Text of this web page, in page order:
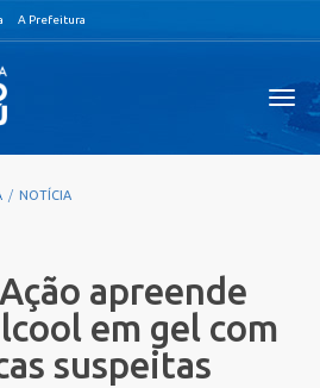
A Prefeitura
NOTÍCIA
apreende
em gel com
suspeitas